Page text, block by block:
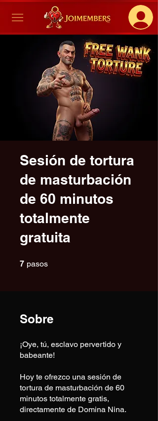
Sesión de tortura
de masturbación
de 60 minutos
totalmente
gratuita
7 pasos
Sobre
¡Oye, tú, esclavo pervertido y
babeante!
Hoy te ofrezco una sesión de
tortura de masturbación de 60
minutos totalmente gratis,
directamente de Domina Nina.